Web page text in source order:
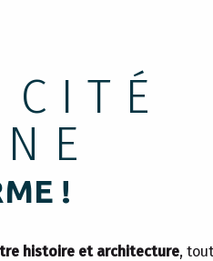
!
histoire et architecture,